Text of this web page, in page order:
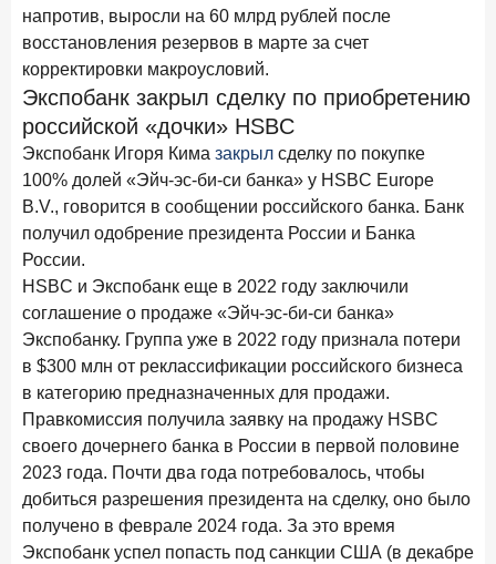
Рассылка Frank RG
Итоги недели, наша трактовка основных событий
на банковском рынке
ПОДПИСАТЬСЯ
8 июня 2026 года ИССЛЕДОВАНИЕ
По итогам мая 2026 года объем выдач кредитов
составил 993,8 млрд руб.
Синергия интеллектов: будущее контакт-центров в
партнерстве человека и технологий
1 июня 2026 года
В борьбе за сбережения россиян банки учатся
понимать контекст
напротив, выросли на 60 млрд рублей после
восстановления резервов в марте за счет
корректировки макроусловий.
Экспобанк закрыл сделку по приобретению
российской «дочки» HSBC
Экспобанк Игоря Кима закрыл сделку по покупке
100% долей «Эйч-эс-би-си банка» у HSBC Europe
B.V., говорится в сообщении российского банка. Банк
получил одобрение президента России и Банка
России.
HSBС и Экспобанк еще в 2022 году заключили
соглашение о продаже «Эйч-эс-би-си банка»
Экспобанку. Группа уже в 2022 году признала потери
в $300 млн от реклассификации российского бизнеса
в категорию предназначенных для продажи.
Правкомиссия получила заявку на продажу HSBC
своего дочернего банка в России в первой половине
2023 года. Почти два года потребовалось, чтобы
добиться разрешения президента на сделку, оно было
получено в феврале 2024 года. За это время
Экспобанк успел попасть под санкции США (в декабре